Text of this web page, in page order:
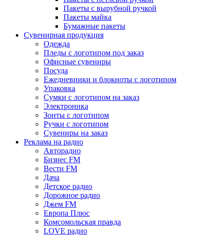
Пакеты с вырубной ручкой
Пакеты майка
Бумажные пакеты
Сувенирная продукция
Одежда
Пледы с логотипом под заказ
Офисные сувениры
Посуда
Ежедневники и блокноты с логотипом
Упаковка
Сумки с логотипом на заказ
Электроника
Зонты с логотипом
Ручки с логотипом
Сувениры на заказ
Реклама на радио
Авторадио
Бизнес FM
Вести FM
Дача
Детское радио
Дорожное радио
Джем FM
Европа Плюс
Комсомольская правда
LOVE радио